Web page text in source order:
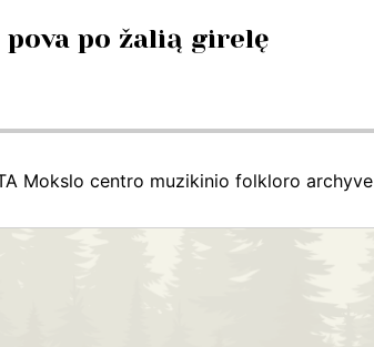
po žalią girelę
Mokslo centro muzikinio folkloro archyve